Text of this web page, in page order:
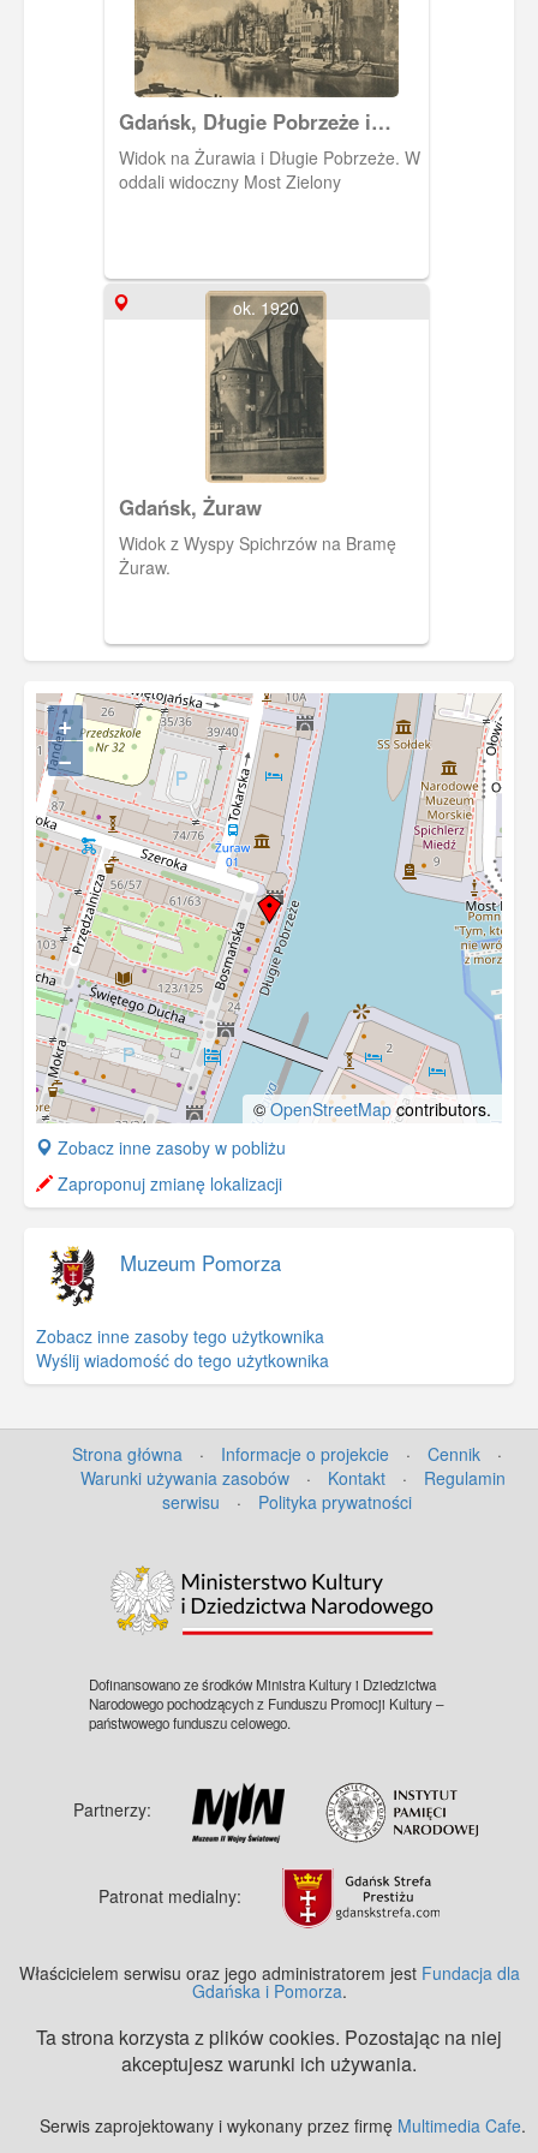
Gdańsk, Długie Pobrzeże i
Żuraw
Widok na Żurawia i Długie Pobrzeże. W
oddali widoczny Most Zielony
ok. 1920
Gdańsk, Żuraw
Widok z Wyspy Spichrzów na Bramę
Żuraw.
+
−
©OpenStreetMapcontributors.
+
−
Zobacz inne zasoby w pobliżu
Zaproponuj zmianę lokalizacji
Muzeum Pomorza
Zobacz inne zasoby tego użytkownika
Wyślij wiadomość do tego użytkownika
Strona główna · Informacje o projekcie · Cennik
·
Warunki używania zasobów
· Kontakt ·
Regulamin
serwisu
· Polityka prywatności
Dofinansowano ze środków Ministra Kultury i Dziedzictwa
Narodowego pochodzących z Funduszu Promocji Kultury –
państwowego funduszu celowego.
Partnerzy:
Patronat medialny:
Właścicielem serwisu oraz jego administratorem jest Fundacja dla
Gdańska i Pomorza.
Ta strona korzysta z plików cookies. Pozostając na niej
akceptujesz warunki ich używania.
Serwis zaprojektowany i wykonany przez firmę Multimedia Cafe.